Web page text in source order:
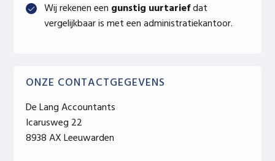
Wij rekenen een gunstig uurtariefdat
vergelijkbaar is met een administratiekantoor.
ONZE CONTACTGEGEVENS
De Lang Accountants
Icarusweg 22
8938 AX Leeuwarden